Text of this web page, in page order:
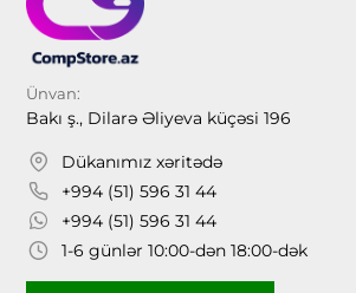
Ünvan:
Bakı ş., Dilarə Əliyeva küçəsi 196
Dükanımız xəritədə
+994 (51) 596 31 44
+994 (51) 596 31 44
1-6 günlər 10:00-dən 18:00-dək